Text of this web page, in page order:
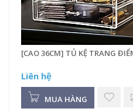
[CAO 36CM] TỦ KỆ TRANG
Liên hệ
MUA HÀNG